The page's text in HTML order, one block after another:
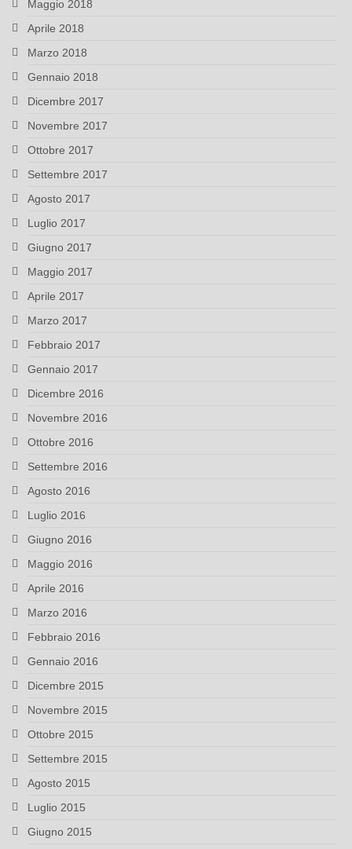
Maggio 2018
Aprile 2018
Marzo 2018
Gennaio 2018
Dicembre 2017
Novembre 2017
Ottobre 2017
Settembre 2017
Agosto 2017
Luglio 2017
Giugno 2017
Maggio 2017
Aprile 2017
Marzo 2017
Febbraio 2017
Gennaio 2017
Dicembre 2016
Novembre 2016
Ottobre 2016
Settembre 2016
Agosto 2016
Luglio 2016
Giugno 2016
Maggio 2016
Aprile 2016
Marzo 2016
Febbraio 2016
Gennaio 2016
Dicembre 2015
Novembre 2015
Ottobre 2015
Settembre 2015
Agosto 2015
Luglio 2015
Giugno 2015